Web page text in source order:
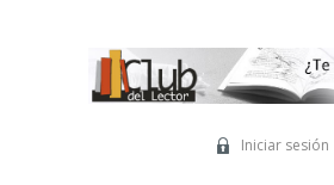
Iniciar sesión